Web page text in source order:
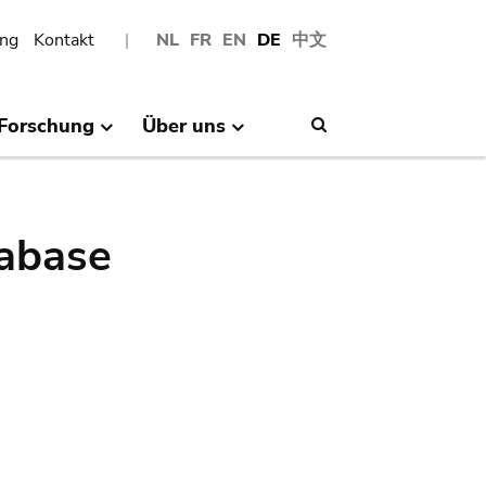
NL FR EN DE 中文
Kontakt
Über uns